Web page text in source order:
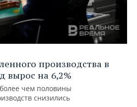
производства в
вырос на 6,2%
чем половины
снизились